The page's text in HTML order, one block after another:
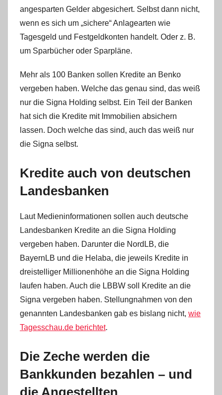
angesparten Gelder abgesichert. Selbst dann nicht,
wenn es sich um „sichere“ Anlagearten wie
Tagesgeld und Festgeldkonten handelt. Oder z. B.
um Sparbücher oder Sparpläne.
Mehr als 100 Banken sollen Kredite an Benko
vergeben haben. Welche das genau sind, das weiß
nur die Signa Holding selbst. Ein Teil der Banken
hat sich die Kredite mit Immobilien absichern
lassen. Doch welche das sind, auch das weiß nur
die Signa selbst.
Kredite auch von deutschen
Landesbanken
Laut Medieninformationen sollen auch deutsche
Landesbanken Kredite an die Signa Holding
vergeben haben. Darunter die NordLB, die
BayernLB und die Helaba, die jeweils Kredite in
dreistelliger Millionenhöhe an die Signa Holding
laufen haben. Auch die LBBW soll Kredite an die
Signa vergeben haben. Stellungnahmen von den
genannten Landesbanken gab es bislang nicht, wie
Tagesschau.de berichtet.
Die Zeche werden die
Bankkunden bezahlen – und
die Angestellten